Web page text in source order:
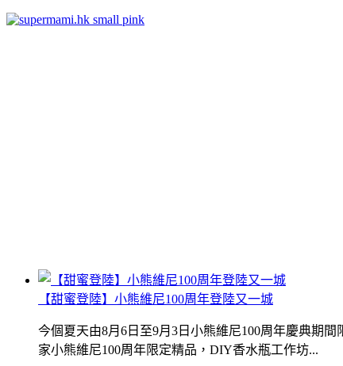
【甜蜜登陸】小熊維尼100周年登陸又一城
今個夏天由8月6日至9月3日小熊維尼100周年慶典期
家小熊維尼100周年限定精品，DIY香水瓶工作坊...